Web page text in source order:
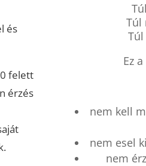
és
felett
érzés
Túl
Ez
nem kell
nem esel
nem